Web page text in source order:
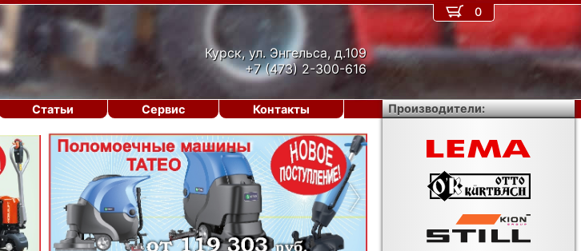
Курск, ул. Энгельса, д.109
+7 (473) 2-300-616
›
0
Статьи Сервис Контакты Производители: